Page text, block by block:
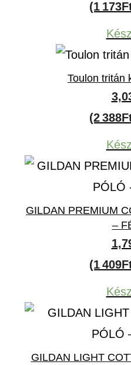
(1
Toulon tritán
(2
GILDAN PREMIUM
–
(1
GILDAN LIGHT